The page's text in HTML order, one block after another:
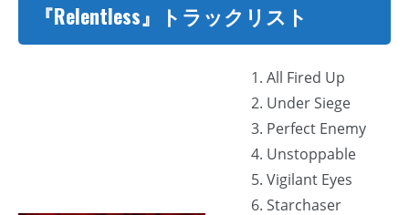
『Relentless』トラックリスト
1. All Fired Up
2. Under Siege
3. Perfect Enemy
4. Unstoppable
5. Vigilant Eyes
6. Starchaser